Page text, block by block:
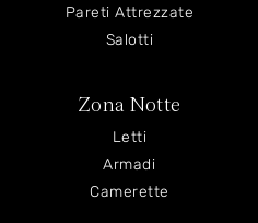
Pareti Attrezzate
Salotti
Zona Notte
Letti
Armadi
Camerette